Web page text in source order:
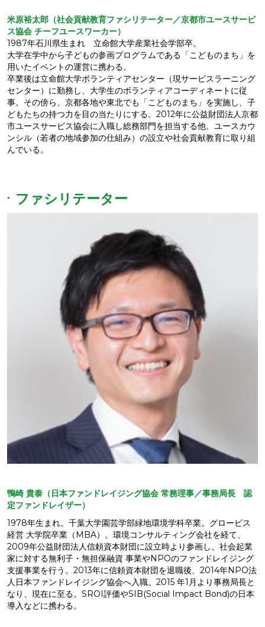
米原裕太郎（社会貢献教育ファシリテーター／京都市ユースサービ
ス協会 チーフユースワーカー）
1987年石川県生まれ 立命館大学産業社会学部卒。
大学在学中から子どもの参画プログラムである「こどものまち」を
用いたイベントの運営に携わる。
卒業後は立命館大学ボランティアセンター（現サービスラーニング
センター）に勤務し、大学生のボランティアコーディネートに従
事。その傍ら、京都各地や東北でも「こどものまち」を実施し、子
どもたちの持つ力を目の当たりにする。2012年に公益財団法人京都
市ユースサービス協会に入職し総務部門を担当する他、ユースカウ
ンシル（若者の地域参加の仕組み）の設立や社会貢献教育に取り組
んでいる。
ファシリテーター
鴨崎 貴泰（日本ファンドレイジング協会 常務理事／事務局長 認
定ファンドレイザー）
1978年生まれ。千葉大学園芸学部緑地環境学科卒業。グロービス
経営 大学院卒業（MBA）。環境コンサルティング会社を経て、
2009年公益財団法人信頼資本財団に設立時より参画し、社会起業
家に対する無利子・無担保融資 事業やNPOのファンドレイジング
支援事業を行う。2013年に信頼資本財団を退職後、2014年NPO法
人日本ファンドレイジング協会へ入職。2015 年1月より事務局長と
なり、現在に至る。SROI評価やSIB(Social Impact Bond)の日本
導入などに携わる。